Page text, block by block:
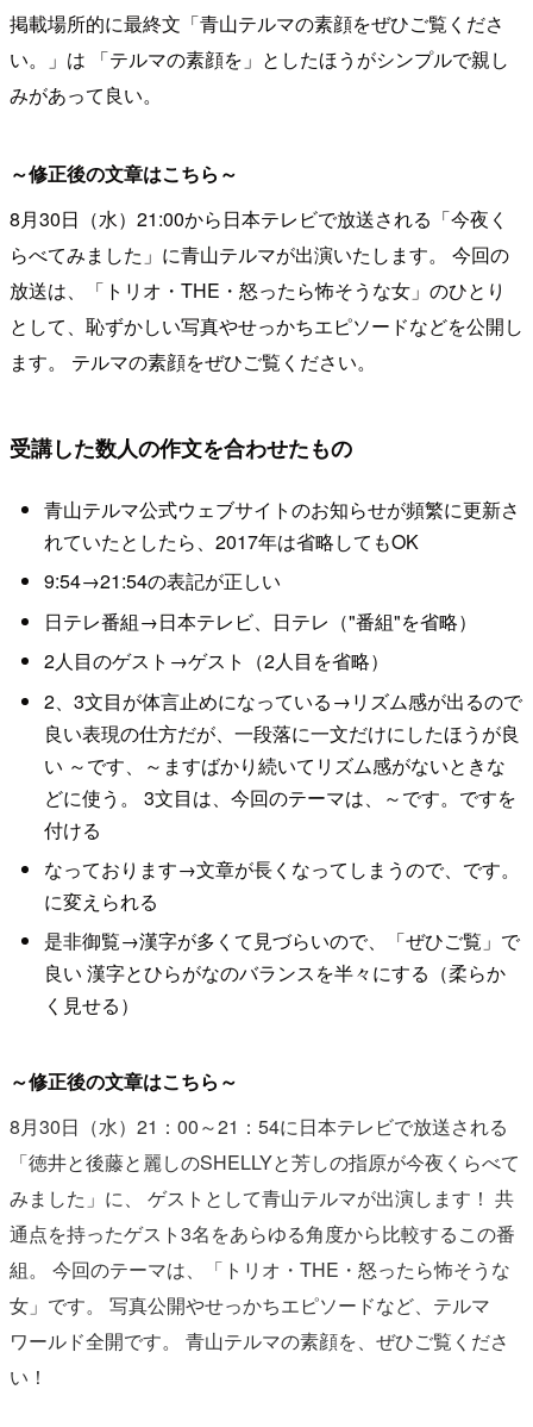
掲載場所的に最終文「青山テルマの素顔をぜひご覧くださ
い。」は 「テルマの素顔を」としたほうがシンプルで親し
みがあって良い。
～修正後の文章はこちら～
8月30日（水）21:00から日本テレビで放送される「今夜く
らべてみました」に青山テルマが出演いたします。 今回の
放送は、「トリオ・THE・怒ったら怖そうな女」のひとり
として、恥ずかしい写真やせっかちエピソードなどを公開し
ます。 テルマの素顔をぜひご覧ください。
受講した数人の作文を合わせたもの
青山テルマ公式ウェブサイトのお知らせが頻繁に更新さ
れていたとしたら、2017年は省略してもOK
9:54→21:54の表記が正しい
日テレ番組→日本テレビ、日テレ（"番組"を省略）
2人目のゲスト→ゲスト（2人目を省略）
2、3文目が体言止めになっている→リズム感が出るので
良い表現の仕方だが、一段落に一文だけにしたほうが良
い ～です、～ますばかり続いてリズム感がないときな
どに使う。 3文目は、今回のテーマは、～です。ですを
付ける
なっております→文章が長くなってしまうので、です。
に変えられる
是非御覧→漢字が多くて見づらいので、「ぜひご覧」で
良い 漢字とひらがなのバランスを半々にする（柔らか
く見せる）
～修正後の文章はこちら～
8月30日（水）21：00～21：54に日本テレビで放送される
「徳井と後藤と麗しのSHELLYと芳しの指原が今夜くらべて
みました」に、
ゲストとして青山テルマが出演します！ 共
通点を持ったゲスト3名をあらゆる角度から比較するこの番
組。
今回のテーマは、「トリオ・THE・怒ったら怖そうな
女」です。
写真公開やせっかちエピソードなど、テルマ
ワールド全開です。
青山テルマの素顔を、ぜひご覧くださ
い！